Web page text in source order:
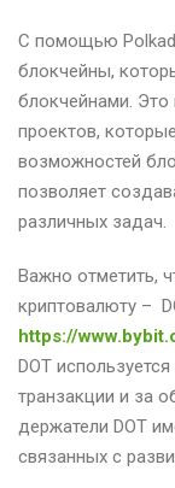
С помощью
блокчейны,
блокчейнами.
проектов,
возможностей
позволяет
различных задач.
Важно отметить,
криптовалюту –
https://
DOT
транзакции и за
держатели DOT
связанных с